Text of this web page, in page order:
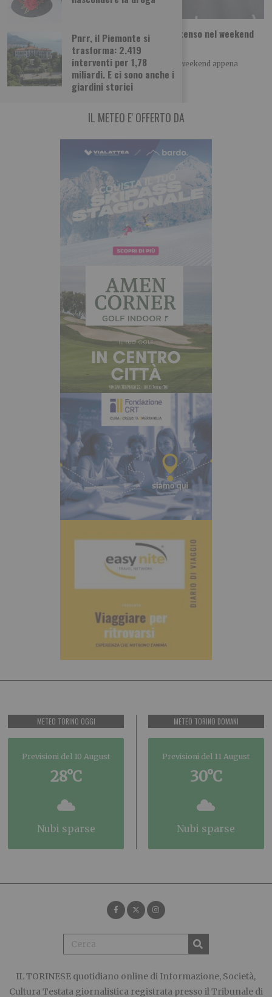
Pnrr, il Piemonte si
trasforma: 2.419
interventi per 1,78
miliardi. E ci sono anche i
giardini storici
Piemonte, esodo di Ferragosto: traffico intenso nel weekend
ma senza criticità
Traffico intenso, ma senza particolari criticità nel weekend appena
terminato, sulle principali strade e autostrade del
IL METEO E' OFFERTO DA
METEO TORINO OGGI
Previsioni del 10 August
28°C
nubi sparse
METEO TORINO DOMANI
Previsioni del 11 August
30°C
nubi sparse
IL TORINESE quotidiano online di Informazione, Società,
Cultura Testata giornalistica registrata presso il Tribunale di